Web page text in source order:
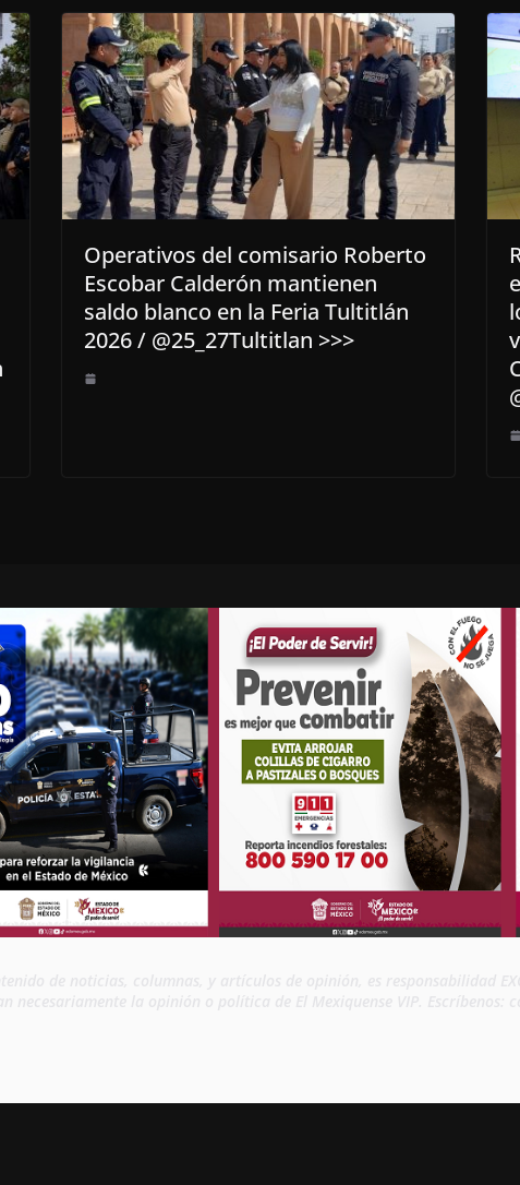
Operativos del comisario Roberto
Escobar Calderón mantienen
saldo blanco en la Feria Tultitlán
2026 / @25_27Tultitlan >>>